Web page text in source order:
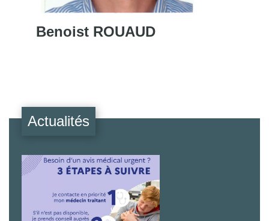
Benoist ROUAUD
Actualités